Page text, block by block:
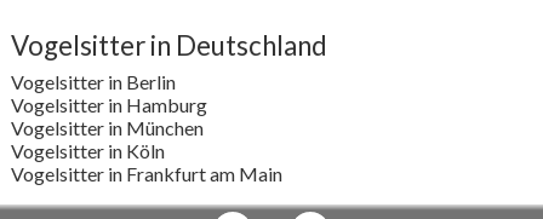
Vogelsitter in Deutschland
Vogelsitter in Berlin
Vogelsitter in Hamburg
Vogelsitter in München
Vogelsitter in Köln
Vogelsitter in Frankfurt am Main